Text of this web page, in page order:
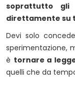
soprattutto gli
direttamente su
Devi solo
sperimentazione,
è tornare a
quelli che da